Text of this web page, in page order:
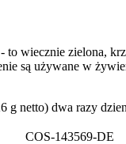
to wiecznie zielona,
są używane w
g netto) dwa razy
COS-143569-DE